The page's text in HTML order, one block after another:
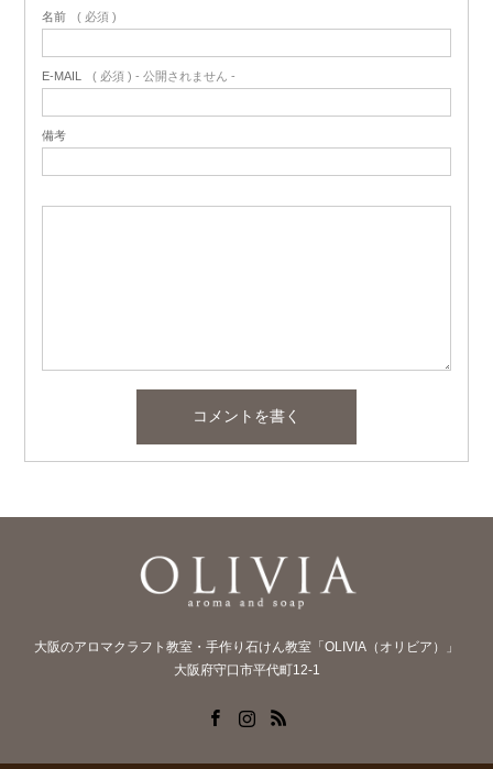
名前 ( 必須 )
E-MAIL ( 必須 ) - 公開されません -
備考
大阪のアロマクラフト教室・手作り石けん教室「OLIVIA（オリビア）」
大阪府守口市平代町12-1